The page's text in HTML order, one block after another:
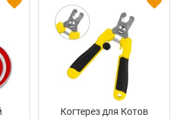
Когтерез для Котов